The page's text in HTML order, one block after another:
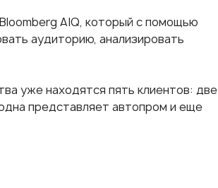
AIQ, который с помощью
аудиторию, анализировать
уже находятся пять клиентов: две
представляет автопром и еще